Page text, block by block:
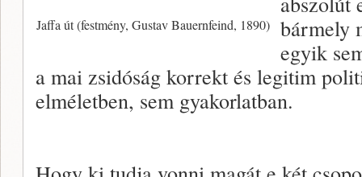
Jaffa út (festmény, Gustav Bauernfeind, 1890)
bármely
egyik
a mai zsidóság korrekt és legitim
elméletben, sem gyakorlatban.